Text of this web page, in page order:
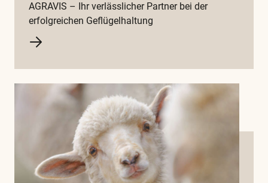
AGRAVIS – Ihr verlässlicher Partner bei der
erfolgreichen Geflügelhaltung